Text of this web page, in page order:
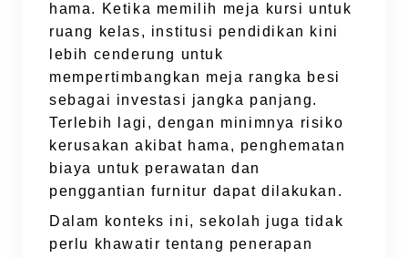
hama. Ketika memilih meja kursi untuk
ruang kelas, institusi pendidikan kini
lebih cenderung untuk
mempertimbangkan meja rangka besi
sebagai investasi jangka panjang.
Terlebih lagi, dengan minimnya risiko
kerusakan akibat hama, penghematan
biaya untuk perawatan dan
penggantian furnitur dapat dilakukan.
Dalam konteks ini, sekolah juga tidak
perlu khawatir tentang penerapan